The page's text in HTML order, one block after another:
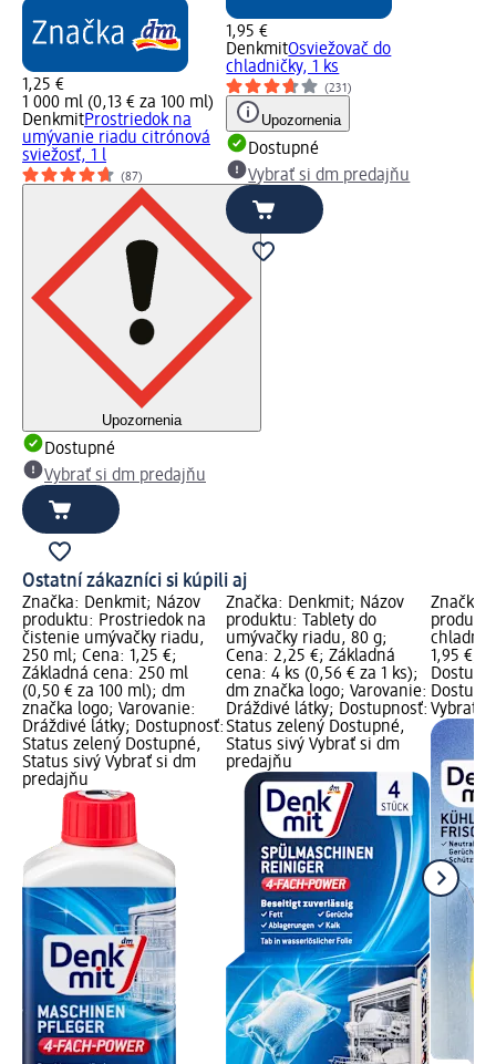
1,25 €
1 000 ml (0,13 € za 100 ml)
DenkmitProstriedok na
umývanie riadu citrónová
sviežosť, 1 l
(87)
Upozornenia
Dostupné
Vybrať si dm predajňu
1,95 €
DenkmitOsviežovač do
chladničky, 1 ks
(231)
Upozornenia
Dostupné
Vybrať si dm predajňu
Ostatní zákazníci si kúpili aj
Značka: Denkmit; Názov
produktu: Prostriedok na
čistenie umývačky riadu,
250 ml; Cena: 1,25 €;
Základná cena: 250 ml
(0,50 € za 100 ml); dm
značka logo; Varovanie:
Dráždivé látky; Dostupnosť:
Status zelený Dostupné,
Status sivý Vybrať si dm
predajňu
Značka: Denkmit; Názov
produktu: Tablety do
umývačky riadu, 80 g;
Cena: 2,25 €; Základná
cena: 4 ks (0,56 € za 1 ks);
dm značka logo; Varovanie:
Dráždivé látky; Dostupnosť:
Status zelený Dostupné,
Status sivý Vybrať si dm
predajňu
Značka:
1,95 €;
Vybrať